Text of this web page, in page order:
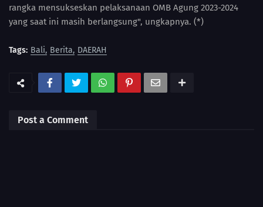
rangka mensukseskan pelaksanaan OMB Agung 2023-2024
yang saat ini masih berlangsung", ungkapnya. (*)
Tags: Bali Berita DAERAH
Post a Comment